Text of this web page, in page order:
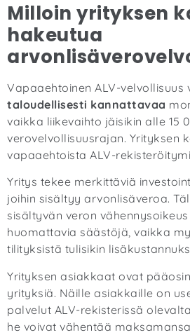
Milloin yrityksen
hakeutua
Vapaaehtoinen ALV-velvollisuus
taloudellisesti kannattavaa
vaikka liikevaihto jäisikin alle 15
verovelvollisuusrajan. Yrityksen
vapaaehtoista ALV-
Yritys tekee merkittäviä
joihin sisältyy arvonlisäveroa.
sisältyvän veron
huomattavia säästöjä, vaikka
tilityksistä tulisikin
Yrityksen asiakkaat ovat
yrityksiä. Näille asiakkaille on
palvelut ALV-rekisterissä
he voivat vähentää